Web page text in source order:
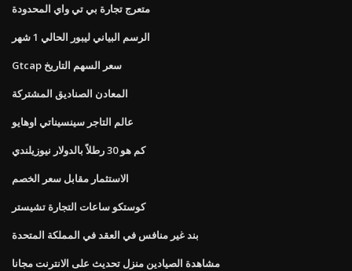
متعرج تجارة بي تي واي المحدودة
الرسم البياني ليبور الحالي 1 شهر
Gtcap سعر السهم التاريخ
المعادن الصناديق المشتركة
عالم التاجر سينسيناتي اوهايو
كم هو 30 رطلاً بالدولار نيوزيلندي
الاستثمار مقابل سعر الخصم
كوستكو ساعات التجارة تشيستر
بند غير منافس في العقد في المملكة المتحدة
مشاهدة الصيادين منزل تحديث على الانترنت مجانا